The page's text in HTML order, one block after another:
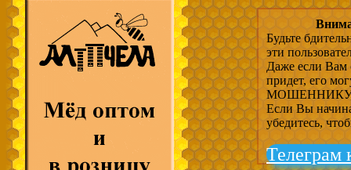
Будьте
эти
Даже если Вам
придет, его
МОШЕННИКУ,
Если Вы
убедитесь,
Телеграм